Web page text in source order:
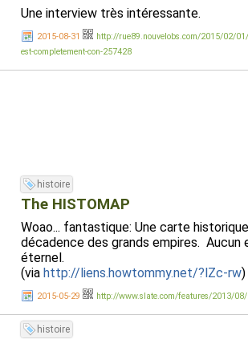
Une interview très intéressante.
2015-08-31
http://rue89.nouvelobs.com/2015/02/
est-completement-con-257428
histoire
The HISTOMAP
Woao... fantastique: Une carte
décadence des grands empires. Aucun
éternel.
(via http://liens.howtommy.net/?lZc-rw)
2015-05-29 http://www.slate.com/features/2013/
histoire